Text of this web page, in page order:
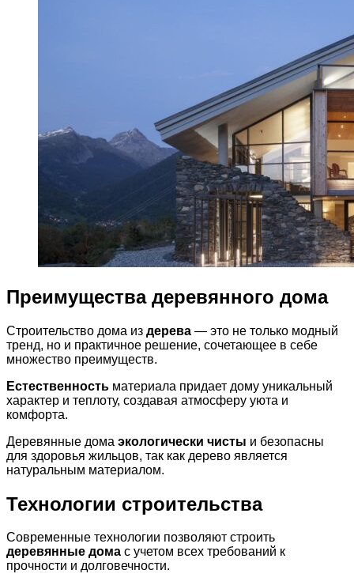
Преимущества деревянного дома
Строительство дома из дерева — это не только модный
тренд, но и практичное решение, сочетающее в себе
множество преимуществ.
Естественность материала придает дому уникальный
характер и теплоту, создавая атмосферу уюта и
комфорта.
Деревянные дома экологически чисты и безопасны
для здоровья жильцов, так как дерево является
натуральным материалом.
Технологии строительства
Современные технологии позволяют строить
деревянные дома с учетом всех требований к
прочности и долговечности.